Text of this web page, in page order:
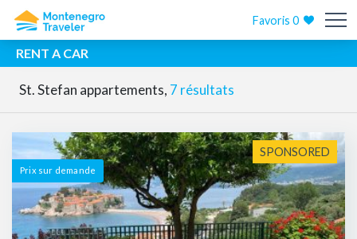
Favoris0
RENT A CAR
St. Stefan appartements, 7 résultats
SPONSORED
Prix ​​sur demande